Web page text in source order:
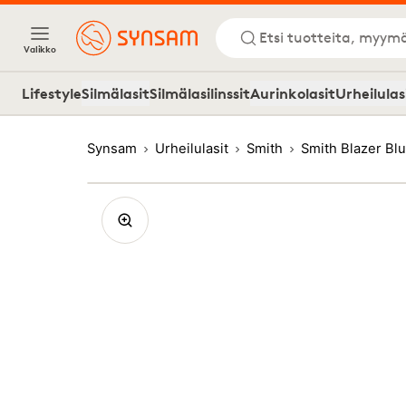
Valikko
Etsi tuotteita,
LifestyleSilmälasitSilmälasilinssitAurinkolasit
Synsam Urheilulasit Smith Smith Blazer